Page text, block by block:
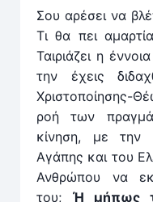
Σου αρέσει να
Τι θα πει
Ταιριάζει η
την έχεις
Χριστοποίησης-
ροή των
κίνηση, με
Αγάπης και του
Ανθρώπου να
του; Ή μήπως